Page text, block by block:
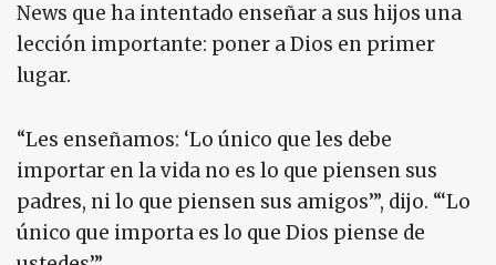
News que ha intentado enseñar a sus hijos una
lección importante: poner a Dios en primer
lugar.
“Les enseñamos: ‘Lo único que les debe
importar en la vida no es lo que piensen sus
padres, ni lo que piensen sus amigos’”, dijo. “‘Lo
único que importa es lo que Dios piense de